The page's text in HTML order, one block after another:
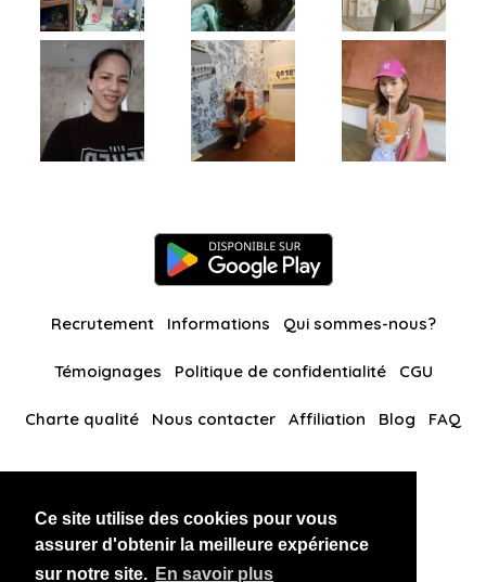
Ce site utilise des cookies pour vous
assurer d'obtenir la meilleure expérience
sur notre site. En savoir plus
Recrutement Informations Qui sommes-nous?
Témoignages Politique de confidentialité CGU
Charte qualité Nous contacter Affiliation Blog FAQ
BlackAndBeauties RussianKisses